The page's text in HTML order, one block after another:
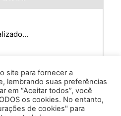
Silva, nº 1950 - Zacarias,
site para fornecer a
lembrando suas preferências
em “Aceitar todos”, você
os cookies. No entanto,
de cookies" para